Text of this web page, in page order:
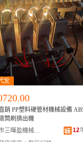
銷 PP塑料硬管材機械設備
筒刷擠出機
廣州市三暉盈機械設備有限公司
12